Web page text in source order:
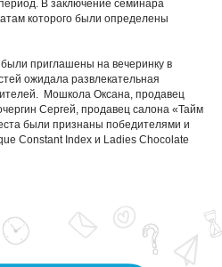
В заключение семинара
которого были определены
приглашены на вечеринку в
ожидала развлекательная
Мошкола Оксана, продавец
Сергей, продавец салона «Тайм
были признаны победителями и
Constant Index и Ladies Chocolate